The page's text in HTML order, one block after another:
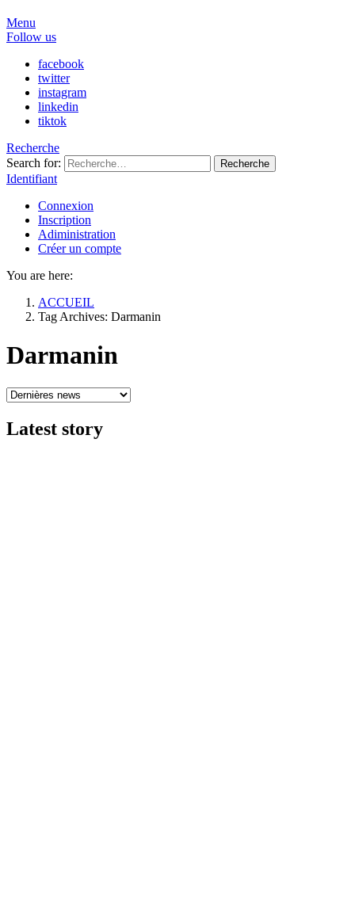
Menu
Follow us
facebook
twitter
instagram
linkedin
tiktok
Recherche
Search for:
Recherche
Identifiant
Connexion
Inscription
Adiministration
Créer un compte
You are here:
ACCUEIL
Tag Archives: Darmanin
Darmanin
Latest story